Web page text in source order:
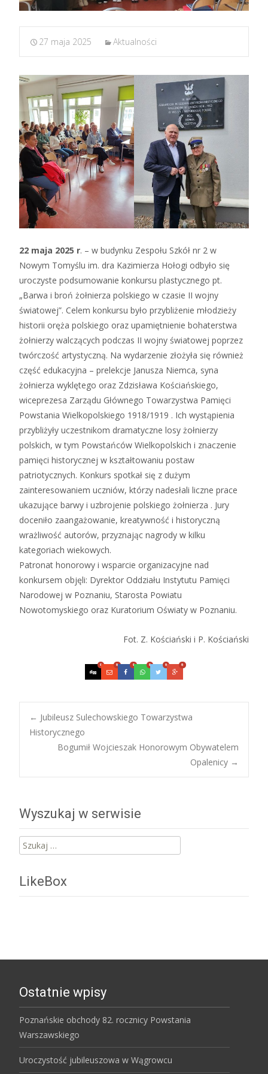
27 maja 2025 Aktualności
22 maja 2025 r. – w budynku Zespołu Szkół nr 2 w
Nowym Tomyślu im. dra Kazimierza Hołogi odbyło się
uroczyste podsumowanie konkursu plastycznego pt.
„Barwa i broń żołnierza polskiego w czasie II wojny
światowej”. Celem konkursu było przybliżenie młodzieży
historii oręża polskiego oraz upamiętnienie bohaterstwa
żołnierzy walczących podczas II wojny światowej poprzez
twórczość artystyczną. Na wydarzenie złożyła się również
część edukacyjna – prelekcje Janusza Niemca, syna
żołnierza wyklętego oraz Zdzisława Kościańskiego,
wiceprezesa Zarządu Głównego Towarzystwa Pamięci
Powstania Wielkopolskiego 1918/1919 . Ich wystąpienia
przybliżyły uczestnikom dramatyczne losy żołnierzy
polskich, w tym Powstańców Wielkopolskich i znaczenie
pamięci historycznej w kształtowaniu postaw
patriotycznych. Konkurs spotkał się z dużym
zainteresowaniem uczniów, którzy nadesłali liczne prace
ukazujące barwy i uzbrojenie polskiego żołnierza . Jury
doceniło zaangażowanie, kreatywność i historyczną
wrażliwość autorów, przyznając nagrody w kilku
kategoriach wiekowych.
Patronat honorowy i wsparcie organizacyjne nad
konkursem objęli: Dyrektor Oddziału Instytutu Pamięci
Narodowej w Poznaniu, Starosta Powiatu
Nowotomyskiego oraz Kuratorium Oświaty w Poznaniu.
Fot. Z. Kościański i P. Kościański
0 0 0 0 0 0
Post
navigation
← Jubileusz Sulechowskiego Towarzystwa
Historycznego
Bogumił Wojcieszak Honorowym Obywatelem
Opalenicy →
Wyszukaj w serwisie
Szukaj:
LikeBox
Ostatnie wpisy
Poznańskie obchody 82. rocznicy Powstania
Warszawskiego
Uroczystość jubileuszowa w Wągrowcu